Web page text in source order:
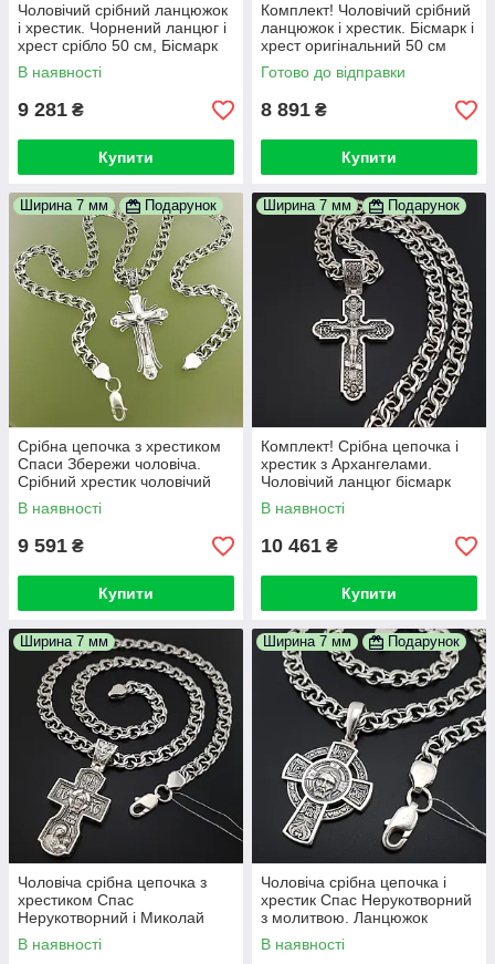
Чоловічий срібний ланцюжок
і хрестик. Чорнений ланцюг і
хрест срібло 50 см, Бісмарк
В наявності
9 281 ₴
Купити
Комплект! Чоловічий срібний
ланцюжок і хрестик. Бісмарк і
хрест оригінальний 50 см
Готово до відправки
8 891 ₴
Купити
Ширина 7 мм Подарунок
Срібна цепочка з хрестиком
Спаси Збережи чоловіча.
Срібний хрестик чоловічий
великий з ланцюжком
бісмарк 7мм. 50 см
В наявності
9 591 ₴
Купити
Ширина 7 мм Подарунок
Комплект! Срібна цепочка і
хрестик з Архангелами.
Чоловічий ланцюг бісмарк
ширина 7 мм та хрест. 55 см
В наявності
10 461 ₴
Купити
Ширина 7 мм
Чоловіча срібна цепочка з
хрестиком Спас
Нерукотворний і Миколай
Чудотворець. Освячений
хрест и ланцюг 50 см
В наявності
Ширина 7 мм Подарунок
Чоловіча срібна цепочка і
хрестик Спас Нерукотворний
з молитвою. Ланцюжок
бісмарк 50 см і кулон хрест
В наявності